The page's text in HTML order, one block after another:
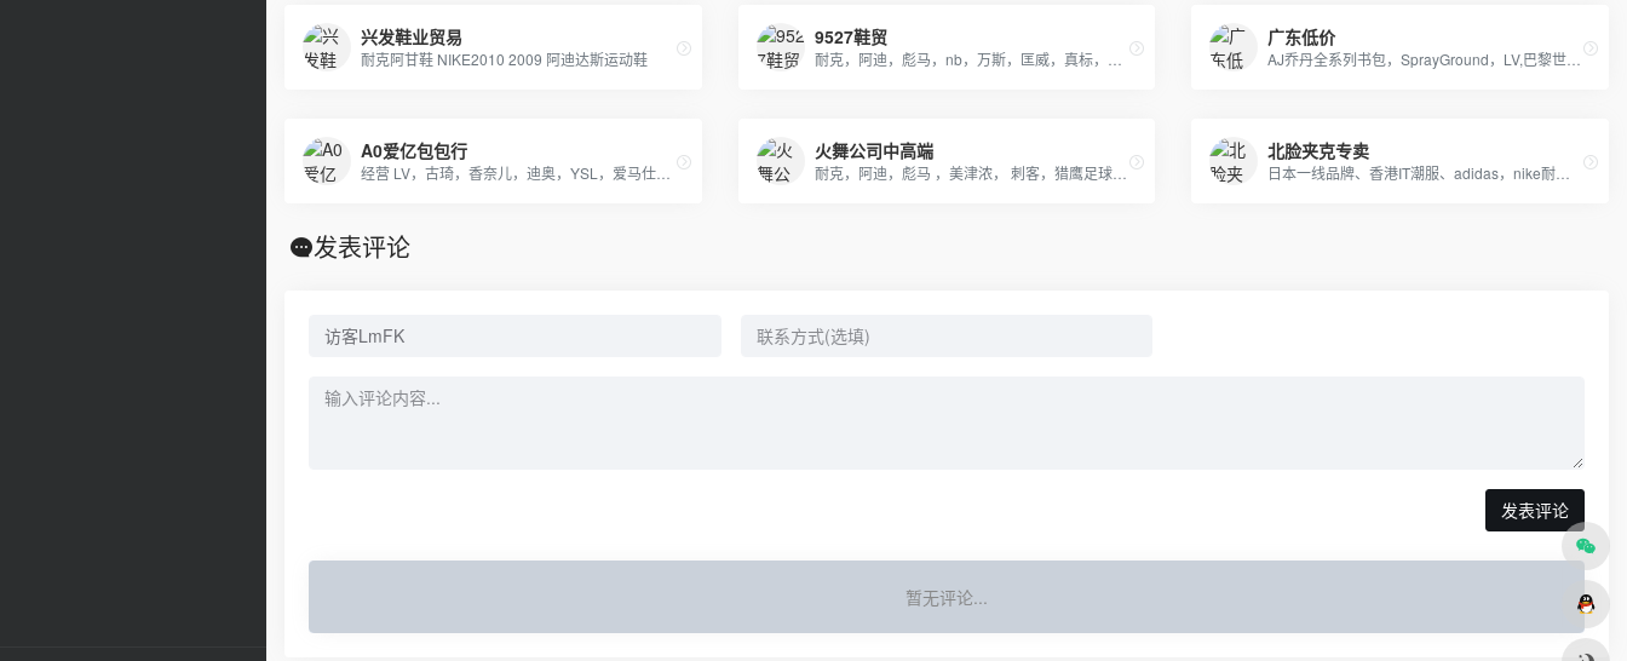
兴发鞋业贸易
耐克阿甘鞋 NIKE2010 2009 阿迪达斯运动鞋
9527鞋贸 广东低价
A0爱亿包包行 火舞公司中高端
耐克，阿迪，彪马 ，美津浓， 刺客，猎鹰足球鞋 厂家一件代发
北脸夹克专卖
发表评论
发表评论
暂无评论...